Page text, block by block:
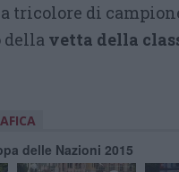
tricolore di
della vetta della
delle Nazioni 2015